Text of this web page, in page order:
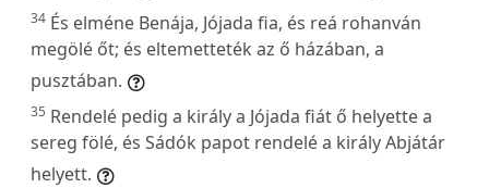
34 És elméne Benája, Jójada fia, és reá rohanván
megölé őt; és eltemetteték az ő házában, a
pusztában.
35 Rendelé pedig a király a Jójada fiát ő helyette a
sereg fölé, és Sádók papot rendelé a király Abjátár
helyett.